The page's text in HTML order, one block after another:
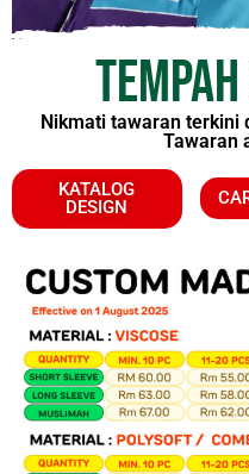
Nikmati tawaran terkini
Tawaran
KATALOG
DESIGN